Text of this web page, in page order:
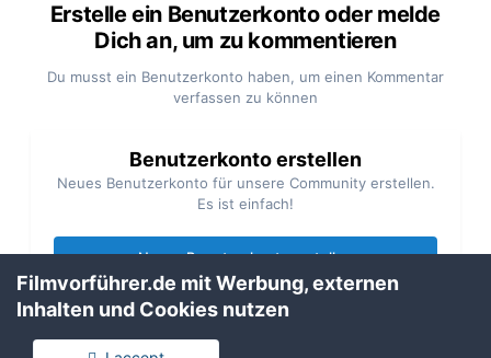
Erstelle ein Benutzerkonto oder melde
Dich an, um zu kommentieren
Du musst ein Benutzerkonto haben, um einen Kommentar
verfassen zu können
Benutzerkonto erstellen
Neues Benutzerkonto für unsere Community erstellen.
Es ist einfach!
Neues Benutzerkonto erstellen
Du hast bereits ein Benutzerkonto? Melde Dich hier an.
Filmvorführer.de mit Werbung, externen
Inhalten und Cookies nutzen